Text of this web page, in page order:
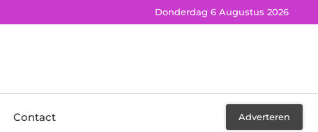
Donderdag 6 Augustus 2026
Contact Adverteren